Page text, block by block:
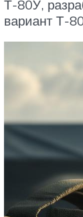
Т-80У,
вариант Т-